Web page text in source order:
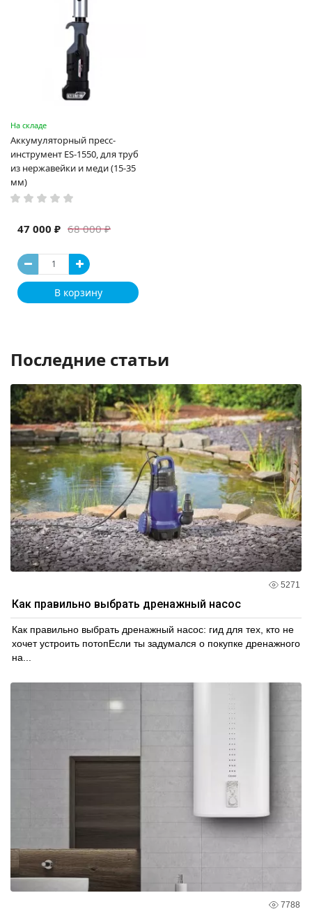
На складе
Аккумуляторный пресс-
инструмент ES-1550, для труб
из нержавейки и меди (15-35
мм)
68 000 ₽
47 000 ₽
В корзину
Последние статьи
5271
Как правильно выбрать дренажный насос
Как правильно выбрать дренажный насос: гид для тех, кто не
хочет устроить потопЕсли ты задумался о покупке дренажного
на...
7788